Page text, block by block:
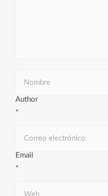
Author
*
Email
*